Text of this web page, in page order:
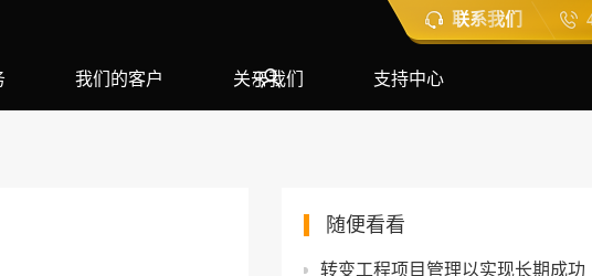
联系我们
我们的客户 关于我们 支持中心
随便看看
转变工程项目管理以实现长期成功